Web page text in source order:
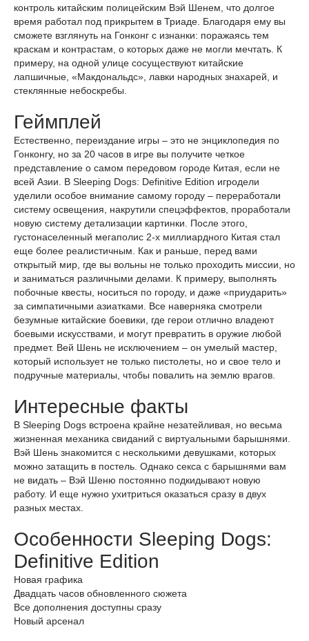
контроль китайским полицейским Вэй Шенем, что долгое
время работал под прикрытем в Триаде. Благодаря ему вы
сможете взглянуть на Гонконг с изнанки: поражаясь тем
краскам и контрастам, о которых даже не могли мечтать. К
примеру, на одной улице сосуществуют китайские
лапшичные, «Макдональдс», лавки народных знахарей, и
стеклянные небоскребы.
Геймплей
Естественно, переиздание игры – это не энциклопедия по
Гонконгу, но за 20 часов в игре вы получите четкое
представление о самом передовом городе Китая, если не
всей Азии. В Sleeping Dogs: Definitive Edition игродели
уделили особое внимание самому городу – переработали
систему освещения, накрутили спецэффектов, проработали
новую систему детализации картинки. После этого,
густонаселенный мегаполис 2-х миллиардного Китая стал
еще более реалистичным. Как и раньше, перед вами
открытый мир, где вы вольны не только проходить миссии, но
и заниматься различными делами. К примеру, выполнять
побочные квесты, носиться по городу, и даже «приударить»
за симпатичными азиатками. Все наверняка смотрели
безумные китайские боевики, где герои отлично владеют
боевыми искусствами, и могут превратить в оружие любой
предмет. Вей Шень не исключением – он умелый мастер,
который использует не только пистолеты, но и свое тело и
подручные материалы, чтобы повалить на землю врагов.
Интересные факты
В Sleeping Dogs встроена крайне незатейливая, но весьма
жизненная механика свиданий с виртуальными барышнями.
Вэй Шень знакомится с несколькими девушками, которых
можно затащить в постель. Однако секса с барышнями вам
не видать – Вэй Шеню постоянно подкидывают новую
работу. И еще нужно ухитриться оказаться сразу в двух
разных местах.
Особенности Sleeping Dogs:
Definitive Edition
Новая графика
Двадцать часов обновленного сюжета
Все дополнения доступны сразу
Новый арсенал